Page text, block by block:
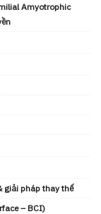
Amyotrophic
giải pháp thay thế
– BCI)